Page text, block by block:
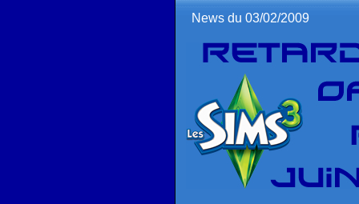
News du 03/02/2009